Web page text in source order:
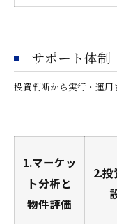
サポート体制
投資判断から実行・運
1.マーケッ
ト分析と
物件評価
2.投